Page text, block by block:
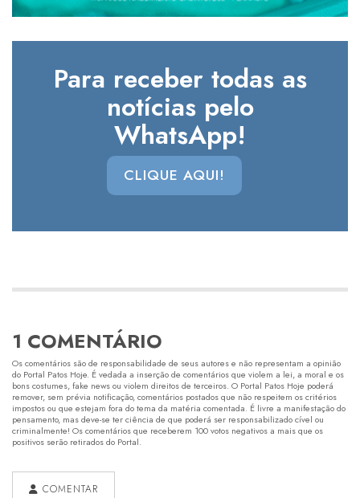
Para receber todas as
notícias pelo
WhatsApp!
CLIQUE AQUI!
1 COMENTÁRIO
Os comentários são de responsabilidade de seus autores e não representam a opinião
do Portal Patos Hoje. É vedada a inserção de comentários que violem a lei, a moral e os
bons costumes, fake news ou violem direitos de terceiros. O Portal Patos Hoje poderá
remover, sem prévia notificação, comentários postados que não respeitem os critérios
impostos ou que estejam fora do tema da matéria comentada. É livre a manifestação do
pensamento, mas deve-se ter ciência de que poderá ser responsabilizado cível ou
criminalmente! Os comentários que receberem 100 votos negativos a mais que os
positivos serão retirados do Portal.
COMENTAR